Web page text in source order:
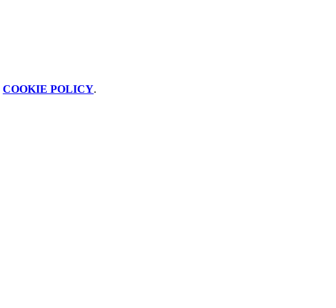
COOKIE POLICY.